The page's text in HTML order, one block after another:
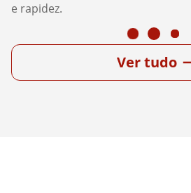
e rapidez.
Ver tudo